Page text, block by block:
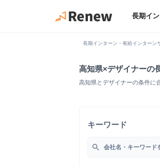
長期イ
長期インターン・有給インターン
高知県×デザイナーの
高知県とデザイナーの条件に
キーワード
search